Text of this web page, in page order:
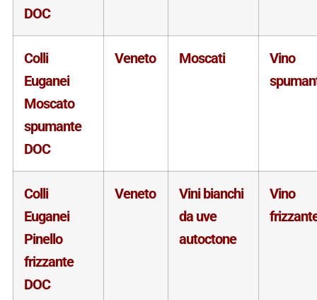
DOC
Colli
Euganei
Moscato
spumante
DOC
Veneto Moscati
Vino
Colli
Euganei
Pinello
frizzante
DOC
Veneto
Vini bianchi
da uve
autoctone
Vino